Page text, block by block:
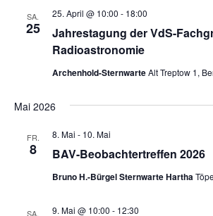
SA.
25
Jahrestagung der VdS-
Radioastronomie
25. April @ 10:00 - 18:00
Archenhold-SternwarteAlt Treptow 1,
Mai 2026
FR.
8 BAV-Beobachtertreffen 2026
8. Mai - 10. Mai
Bruno H.-Bürgel Sternwarte Hartha
SA. 9. Mai @ 10:00 - 12:30